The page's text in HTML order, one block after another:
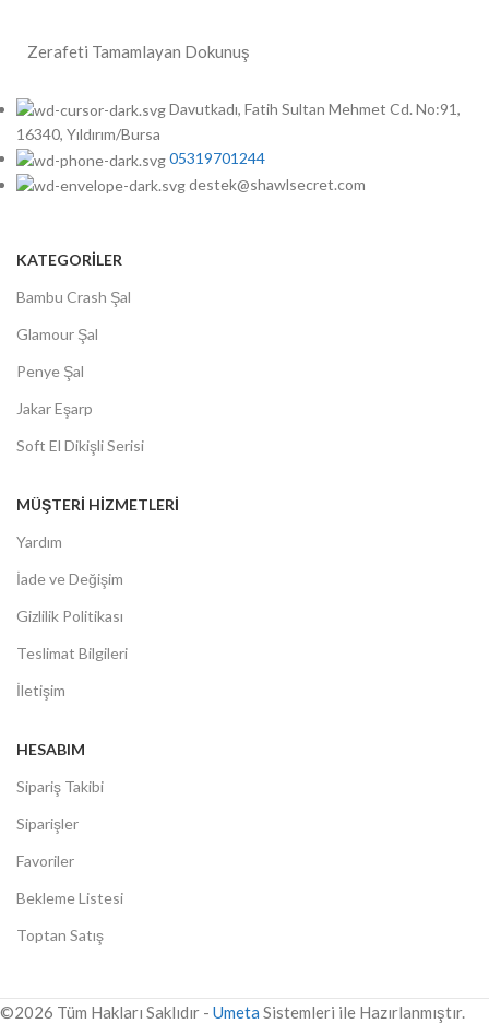
Zerafeti Tamamlayan Dokunuş
Davutkadı, Fatih Sultan Mehmet Cd. No:91,
16340, Yıldırım/Bursa
05319701244
destek@shawlsecret.com
KATEGORİLER
Bambu Crash Şal
Glamour Şal
Penye Şal
Jakar Eşarp
Soft El Dikişli Serisi
MÜŞTERİ HİZMETLERİ
Yardım
İade ve Değişim
Gizlilik Politikası
Teslimat Bilgileri
İletişim
HESABIM
Sipariş Takibi
Siparişler
Favoriler
Bekleme Listesi
Toptan Satış
©2026 Tüm Hakları Saklıdır - Umeta Sistemleri ile Hazırlanmıştır.